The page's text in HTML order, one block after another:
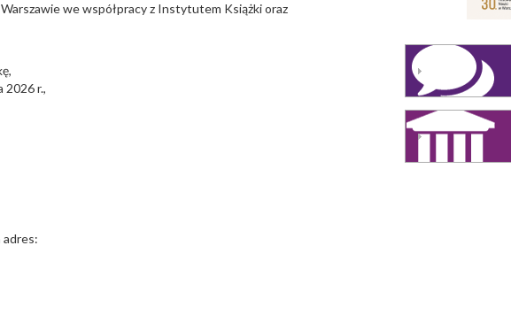
we współpracy z Instytutem Książki oraz
2026 r.,
adres: